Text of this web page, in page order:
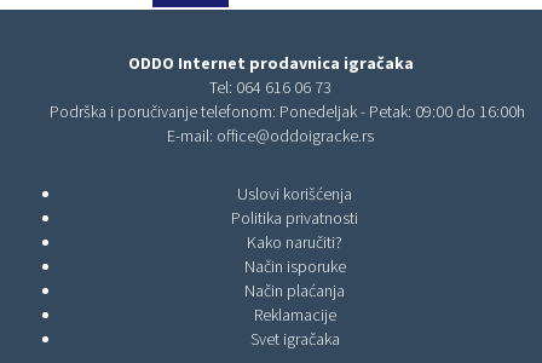
ODDO Internet prodavnica igračaka
Tel: 064 616 06 73
Podrška i poručivanje telefonom: Ponedeljak - Petak: 09:00 do 16:00h
E-mail: office@oddoigracke.rs
Uslovi korišćenja
Politika privatnosti
Kako naručiti?
Način isporuke
Način plaćanja
Reklamacije
Svet igračaka